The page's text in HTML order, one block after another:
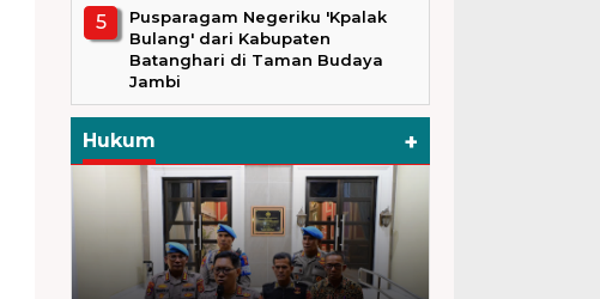
Pusparagam Negeriku 'Kpalak
Bulang' dari Kabupaten
Batanghari di Taman Budaya
Jambi
Hukum +